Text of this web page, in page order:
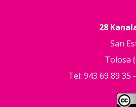
28
San
Tolosa
Tel: 943 69 89 35 -